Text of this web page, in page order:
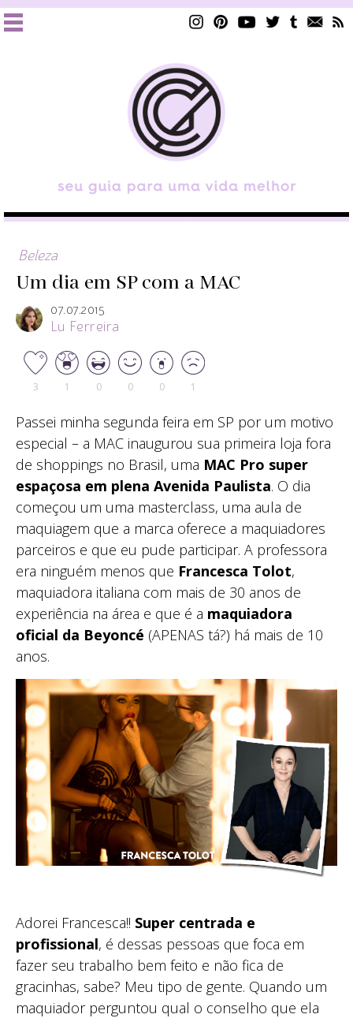
Beleza
Um dia em SP com a MAC
07.07.2015
Lu Ferreira
3 1 0 0 0 1
Passei minha segunda feira em SP por um motivo
especial – a MAC inaugurou sua primeira loja fora
de shoppings no Brasil, uma MAC Pro super
espaçosa em plena Avenida Paulista. O dia
começou um uma masterclass, uma aula de
maquiagem que a marca oferece a maquiadores
parceiros e que eu pude participar. A professora
era ninguém menos que Francesca Tolot,
maquiadora italiana com mais de 30 anos de
experiência na área e que é a maquiadora
oficial da Beyoncé (APENAS tá?) há mais de 10
anos.
Adorei Francesca!! Super centrada e
profissional, é dessas pessoas que foca em
fazer seu trabalho bem feito e não fica de
gracinhas, sabe? Meu tipo de gente. Quando um
maquiador perguntou qual o conselho que ela